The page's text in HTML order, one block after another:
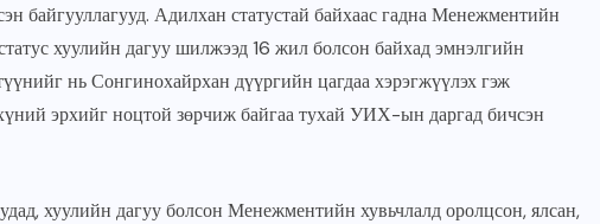
байгууллагууд. Адилхан статустай байхаас гадна Менежментийн
хуулийн дагуу шилжээд 16 жил болсон байхад эмнэлгийн
нь Сонгинохайрхан дүүргийн цагдаа хэрэгжүүлэх гэж
эрхийг ноцтой зөрчиж байгаа тухай УИХ-ын даргад бичсэн
хуулийн дагуу болсон Менежментийн хувьчлалд оролцсон, ялсан,